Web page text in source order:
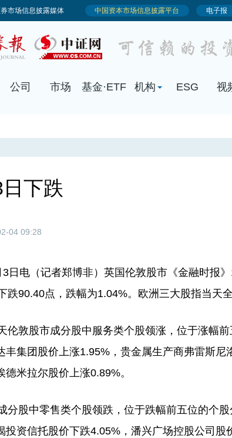
公司 市场 基金·ETF 机构 ESG 视
下跌
04 09:28
电（记者郑博非）英国伦敦股市《金融时报》
跌90.40点，跌幅为1.04%。欧洲三大股指当天全
敦股市成分股中服务类个股领涨，位于涨幅前
丰集团股价上涨1.95%，贵金属生产商弗雷斯
米拉尔股价上涨0.89%。
股中零售类个股领跌，位于跌幅前五位的个股
投资信托股价下跌4.05%，潘兴广场控股公司